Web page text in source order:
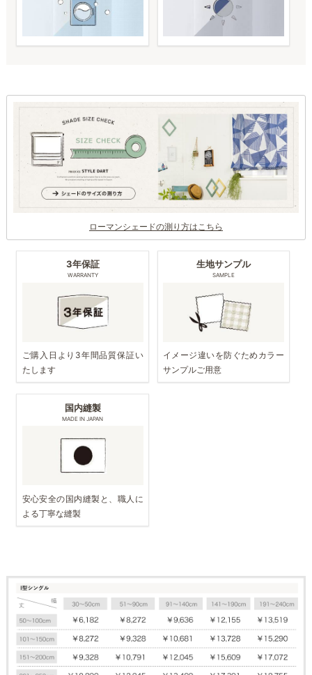
ローマンシェードの測り方はこちら
3年保証
WARRANTY
ご購入日より3年間品質保証い
たします
生地サンプル
SAMPLE
イメージ違いを防ぐためカラー
サンプルご用意
国内縫製
MADE IN JAPAN
安心安全の国内縫製と、職人に
よる丁寧な縫製